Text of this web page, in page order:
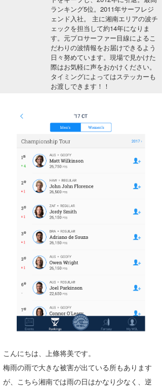
サーフィンエリアガイド
会員メニュー
今月のプレゼント
ランキング5位。2011年サーフレジ
ェンド入社。 主に湘南エリアの波チ
ェックを担当して約14年になりま
す。元プロサーファー目線によるこ
だわりの波情報をお届けできるよう
日々努めています。現場で見かけた
際はお気軽に声をおかけください。
タイミングによってはステッカーも
お渡しできます！！
こんにちは、上條将美です。
梅雨の雨で大きな被害が出ている所もあります
が、こちら湘南では雨の日はかなり少なく、逆
ショップ情報
ショップ情報
大阪
四国
沖縄
サーファーズ
Core Surf Japan
Naoya Kimoto
Yasunari Inoue
Yoshiyuki Obata
メディア
Colors MAGAZINE
WAVAL
波伝説アンバサダー/プロライダー
福島寿実子
中浦“JET”章
波伝説スタッフ
☆加藤
波伝説